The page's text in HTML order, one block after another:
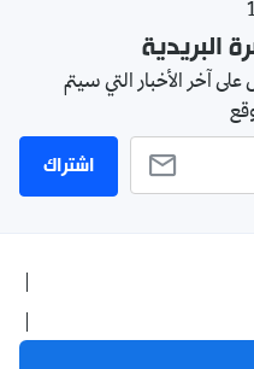
البريدية
آخر الأخبار التي سيتم
اشتراك